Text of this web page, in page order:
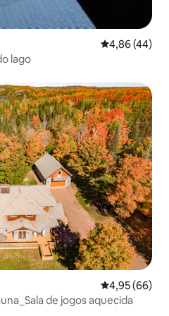
4,86 de uma
4,86 (44)
lago
4,95 de uma
4,95 (66)
de jogos aquecida